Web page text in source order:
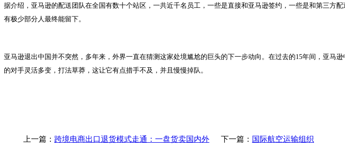
据介绍，亚马逊的配送团队在全国有数十个站区，一共近千名员工，一些是直接和亚马逊签约，一些是和第三方
有极少部分人最终能留下。
亚马逊退出中国并不突然，多年来，外界一直在猜测这家处境尴尬的巨头的下一步动向。在过去的15年间，亚
的对手灵活多变，打法草莽，这让它有点措手不及，并且慢慢掉队。
上一篇： 跨境电商出口退货模式走通：一盘货卖国内外 下一篇： 国际航空运输组织